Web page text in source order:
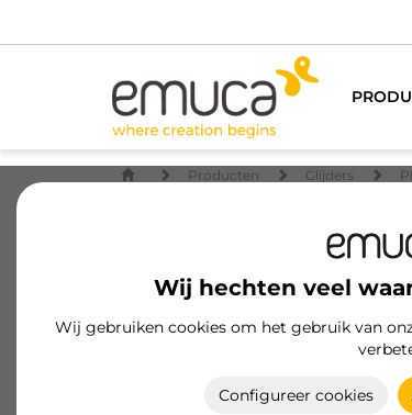
Wij hechten veel
Wij gebruiken cookies om het gebruik van
Configureer cookies
Producten Glijders